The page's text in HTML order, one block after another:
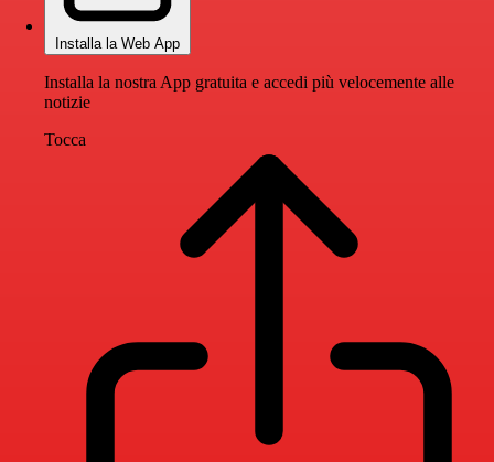
Installa la Web App
Installa la nostra App gratuita e accedi più velocemente alle
notizie
Tocca